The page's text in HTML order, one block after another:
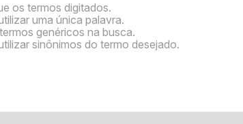
os termos digitados.
uma única palavra.
genéricos na busca.
sinônimos do termo desejado.